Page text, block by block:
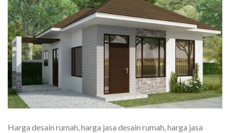
Harga desain rumah, harga jasa desain rumah, harga jasa